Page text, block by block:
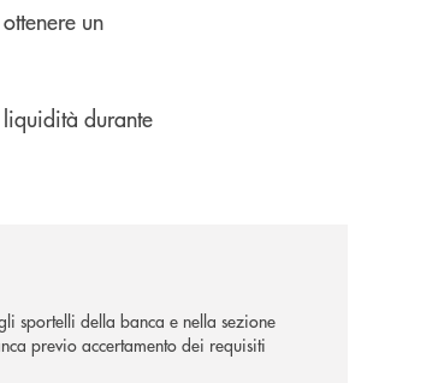
un
durante
sportelli della banca e nella sezione
previo accertamento dei requisiti